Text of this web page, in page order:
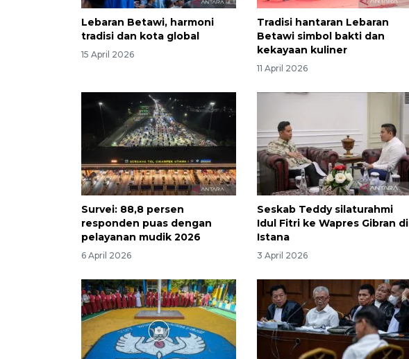
Lebaran Betawi, harmoni
tradisi dan kota global
15 April 2026
Tradisi hantaran Lebaran
Betawi simbol bakti dan
kekayaan kuliner
11 April 2026
Survei: 88,8 persen
responden puas dengan
pelayanan mudik 2026
6 April 2026
Seskab Teddy silaturahmi
Idul Fitri ke Wapres Gibran di
Istana
3 April 2026